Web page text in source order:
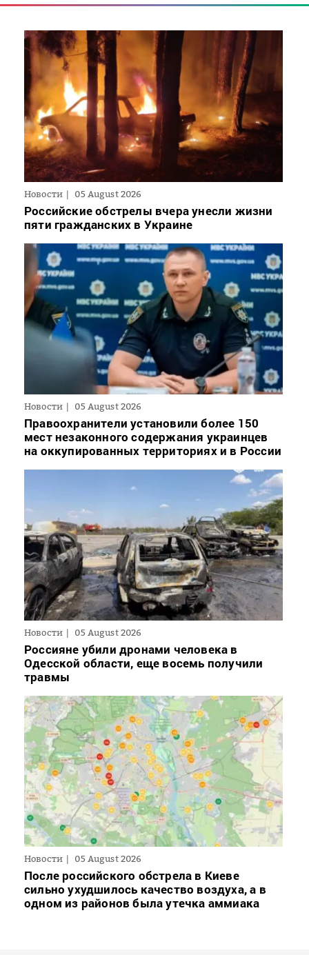
Новости 05 August 2026
Российские обстрелы вчера унесли жизни
пяти гражданских в Украине
Новости 05 August 2026
Правоохранители установили более 150
мест незаконного содержания украинцев
на оккупированных территориях и в России
Новости 05 August 2026
Россияне убили дронами человека в
Одесской области, еще восемь получили
травмы
Новости 05 August 2026
После российского обстрела в Киеве
сильно ухудшилось качество воздуха, а в
одном из районов была утечка аммиака